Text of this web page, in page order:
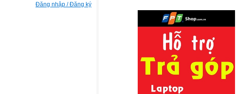
Đăng nhập / Đăng ký